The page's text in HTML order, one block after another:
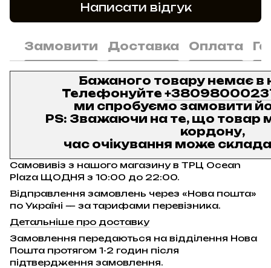
Написати відгук
Замовити Доставка Оплата
Бажаного товару немає в
Телефонуйте
ми спробуємо замовити
PS: Зважаючи на те, що товар
кордону,
час очікування може
Самовивіз з нашого магазину в ТРЦ Ocean
Plaza ЩОДНЯ з 10:00 до 22:00.
Відправлення замовлень через «Нова пошта»
по Україні — за тарифами перевізника.
Детальніше про доставку
Замовлення передаються на відділення Нова
Пошта протягом 1-2 годин після
підтвердження замовлення.